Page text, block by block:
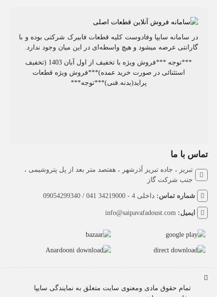
در سامانه سایپا وفادوست کلیه قطعات فابیرک شرکتی بوده و با
گارانتی عرضه میشود و هیچ واسطه‌ای در این میان وجود ندارد.
***توجه ***فروش ویژه با تخفیف از اول آبان 1403 (تخفیف
استثنائی در صورت خرید عمده)***فروش ویژه قطعات
پراید(بدنه.فنی)***توجه***
تماس با ما
تبریز ، جاده تبریز آذرشهر ، هفتصد متر بعد از پل پتروشیمی ،
جنب شرکت گاز
شماره تماس:داخلی 4 - 34219000 041 / 09054299340
ایمیل:info@saipavafadoust.com
تمام حقوق مادی ومعنوی سایت متعلق به نمایندگی سایپا